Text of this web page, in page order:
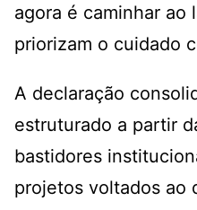
agora é caminhar ao
priorizam o cuidado
A declaração
estruturado a partir
bastidores
projetos voltados ao